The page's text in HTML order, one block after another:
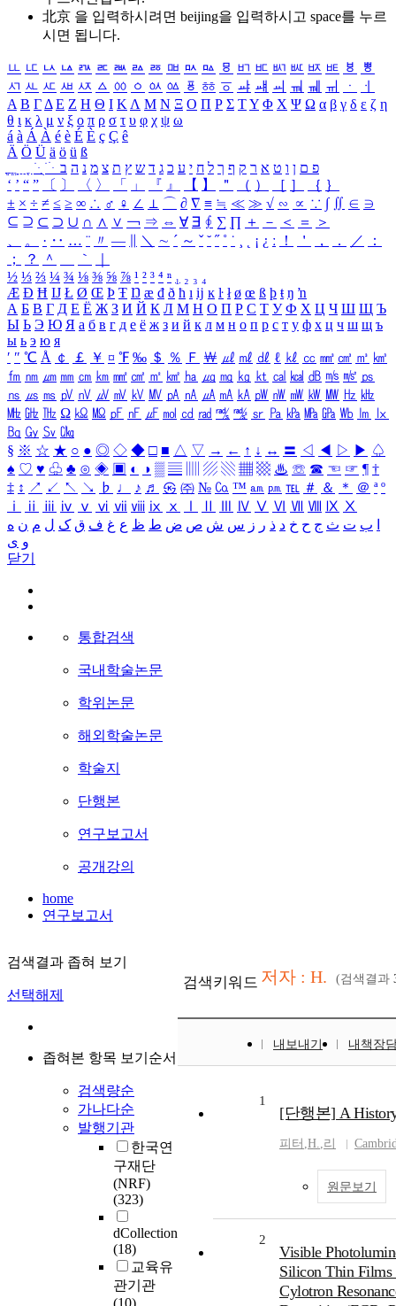
北京 을 입력하시려면 beijing을 입력하시고 space를 누르
시면 됩니다.
ㅥ ㅦ ㅧ ㅨ ㅩ ㅪ ㅫ ㅬ ㅭ ㅮ ㅯ ㅰ ㅱ ㅲ ㅳ ㅴ ㅵ ㅶ ㅷ ㅸ
ㅹ
ㅺ ㅻ ㅼ ㅽ ㅾ ㅿ ㆀ ㆁ ㆂ ㆃ ㆄ ㆅ ㆆ ㆇ ㆈ ㆉ ㆊ ㆋ ㆌ ㆍ
ㆎ
Α Β ΓΔ Ε Ζ Η Θ Ι ΚΛ Μ Ν Ξ Ο Π Ρ Σ ΤΥ Φ Χ Ψ Ω α β γ δ ε ζ η
θ ι κ λ μ ν ξ ο π ρ σ τ υ φ χ ψ ω
á à Á À é è É È ç Ç ê
Ä Ö Ü ä ö ü ß
ִֶֹ ֻּ ׁׂ פ ם ן ו ט א ר ק ף ך ל ח י ע כ ג ד ש ץ ת צ מ נ ה ב
‘ ’ “ ” 〔 〕 〈 〉 「 」 『 』 【 】 ＂ （ ） ［ ］ ｛ ｝
± × ÷ ≠ ≤ ≥ ∞ ∴ ♂ ♀ ∠ ⊥ ⌒ ∂ ∇ ≡ ≒ ≪ ≫ √ ∽ ∝ ∵ ∫ ∬ ∈ ∋
⊆ ⊇ ⊂ ⊃ ∪ ∩ ∧ ∨ ￢ ⇒ ⇔ ∀ ∃ ∮ ∑ ∏ ＋ － ＜ ＝
＞
、
。 · ‥ … ¨ 〃 ― ＼ ∼ ´ ～ ˇ ˘ ˝ ˚ ˙ ¸ ¡ ¿ ː ！ ＇ ， ． ／
：
；
？ ＾ ｀
½ ⅓ ⅔ ¼ ¾ ⅛ ⅜ ⅝ ⅞ ¹ ² ³ ⁴ ⁿ ₁ ₂ ₃ ₄
Æ Ð Ħ Ĳ Ł Ø Œ Þ Ŧ Ŋ æ đ ð ħ ı ĳ ĸ ŀ ł ø œ ß þ ŧ ŋ ŉ
А Б В Г Д Е Ё Ж З И Й К Л М Н О П Р С Т У Ф Х Ц Ч Ш Щ Ъ
Ы Ь Э Ю Я а б в г д е ё ж з и й к л м н о п р с т у ф х ц ч ш щ ъ
ы ь э ю я
′ ″ ℃ Å ￠ ￡ ￥ ¤ ℉ ‰ ＄ ％ Ｆ ￦ ㎕ ㎖ ㎗ ℓ ㎘ ㏄ ㎣ ㎤ ㎥ ㎦
㎙ ㎚ ㎛ ㎜ ㎝ ㎞ ㎟ ㎠ ㎡ ㎢ ㏊ ㎍ ㎎ ㎏ ㏏ ㎈ ㎉ ㏈ ㎧ ㎨ ㎰
㎱ ㎲ ㎳ ㎴ ㎵ ㎶ ㎷ ㎸ ㎹ ㎀ ㎁ ㎂ ㎃ ㎄ ㎺ ㎻ ㎽ ㎾ ㎿ ㎐ ㎑
㎒ ㎓ ㎔ Ω ㏀ ㏁ ㎊ ㎋ ㎌ ㏖ ㏅ ㎭ ㎮ ㎯ ㏛ ㎩ ㎪ ㎫ ㎬ ㏝ ㏐
㏓
㏃ ㏉ ㏜ ㏆
§ ※ ☆ ★ ○ ● ◎ ◇ ◆ □ ■ △ ▽ → ← ↑ ↓ ↔ 〓 ◁ ◀ ▷ ▶ ♤
♠ ♡ ♥ ♧ ♣ ⊙ ◈ ▣ ◐ ◑ ▒ ▤ ▨ ▧ ▦ ▩ ♨ ☏ ☎ ☜ ☞ ¶ †
‡ ↕ ↗ ↙ ↖ ↘ ♭ ♩ ♪ ♬ ㉿ ㈜ № ㏇ ™ ㏂ ㏘ ℡ ＃ ＆ ＊ ＠ ª º
ⅰ
ⅱ ⅲ ⅳ ⅴ ⅵ ⅶ ⅷ ⅸ ⅹ Ⅳ Ⅴ Ⅵ Ⅶ Ⅷ Ⅸ Ⅹ
ب ت ث ج ح خ د ذ ر ز س ش ص ض ط ظ ع غ ف ق ک ل م ن ه
و ی
닫기
통합검색
국내학술논문
학위논문
해외학술논문
학술지
단행본
연구보고서
공개강의
home
연구보고서
검색결과 좁혀 보기
선택해제
좁혀본 항목 보기순서
검색량순
가나다순
발행기관
한국연
구재단
(NRF)
(323)
dCollection
(18)
교육유
관기관
검색키워드 저자 : H. (검색결과
내보내기 내책장
1
[단행본] A
피터 ,H.,리
원문보기
2
Visible
Silicon Thin Films
Cylotron